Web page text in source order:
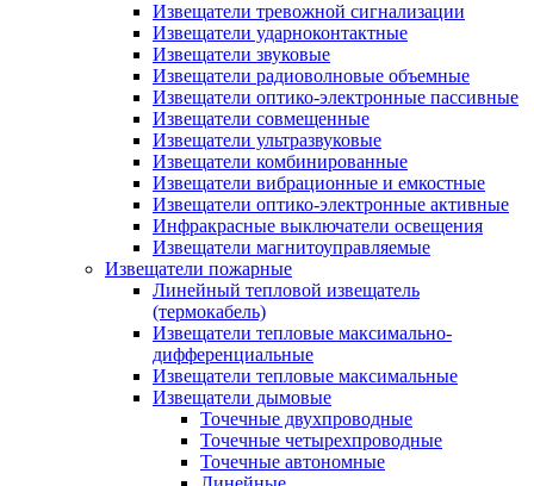
Извещатели тревожной сигнализации
Извещатели ударноконтактные
Извещатели звуковые
Извещатели радиоволновые объемные
Извещатели оптико-электронные пассивные
Извещатели совмещенные
Извещатели ультразвуковые
Извещатели комбинированные
Извещатели вибрационные и емкостные
Извещатели оптико-электронные активные
Инфракрасные выключатели освещения
Извещатели магнитоуправляемые
Извещатели пожарные
Линейный тепловой извещатель
(термокабель)
Извещатели тепловые максимально-
дифференциальные
Извещатели тепловые максимальные
Извещатели дымовые
Точечные двухпроводные
Точечные четырехпроводные
Точечные автономные